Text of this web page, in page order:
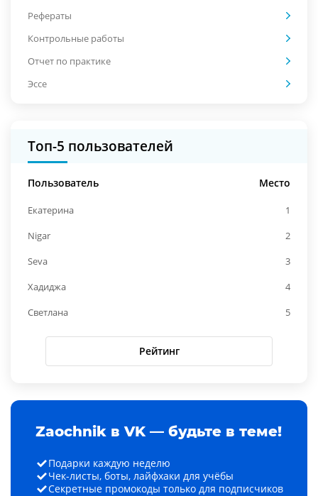
Рефераты
Контрольные работы
Отчет по практике
Эссе
Топ-5 пользователей
Пользователь Место
Екатерина
1
Nigar
2
Seva
3
Хадиджа
4
Светлана
5
Рейтинг
Zaochnik в VK — будьте в теме!
Подарки каждую неделю
Чек-листы, боты, лайфхаки для учёбы
Секретные промокоды только для подписчиков